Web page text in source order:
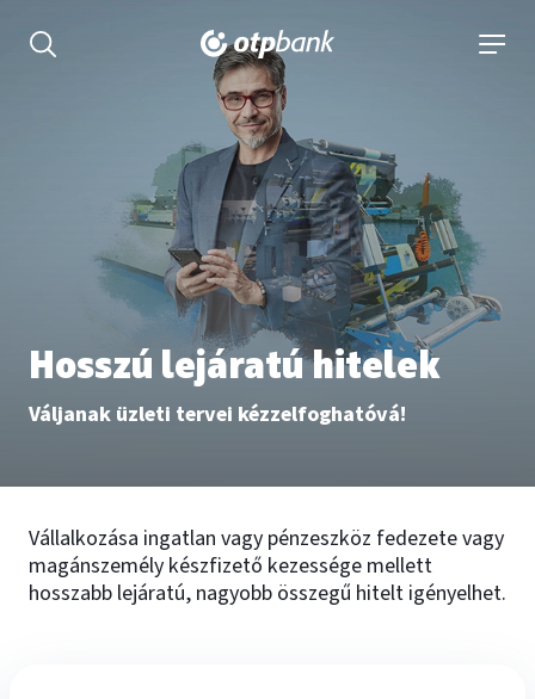
Keresés kinyitása
Hosszú lejáratú hitelek
Váljanak üzleti tervei kézzelfoghatóvá!
Vállalkozása ingatlan vagy pénzeszköz fedezete vagy
magánszemély készfizető kezessége mellett
hosszabb lejáratú, nagyobb összegű hitelt igényelhet.